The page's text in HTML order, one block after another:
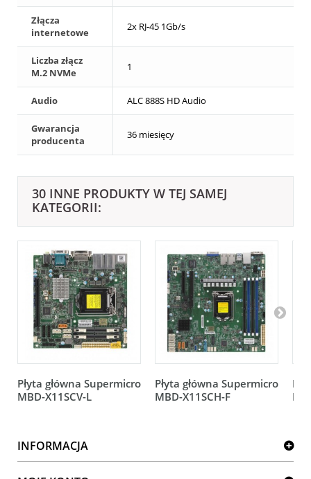
Złącza
internetowe
2x RJ-45 1Gb/s
Liczba złącz
M.2 NVMe
1
Audio ALC 888S HD Audio
Gwarancja
producenta
36 miesięcy
30 INNE PRODUKTY W TEJ SAMEJ
KATEGORII:
Płyta główna Supermicro
MBD-X11SCV-L
Płyta główna Supermicro
MBD-X11SCH-F
INFORMACJA